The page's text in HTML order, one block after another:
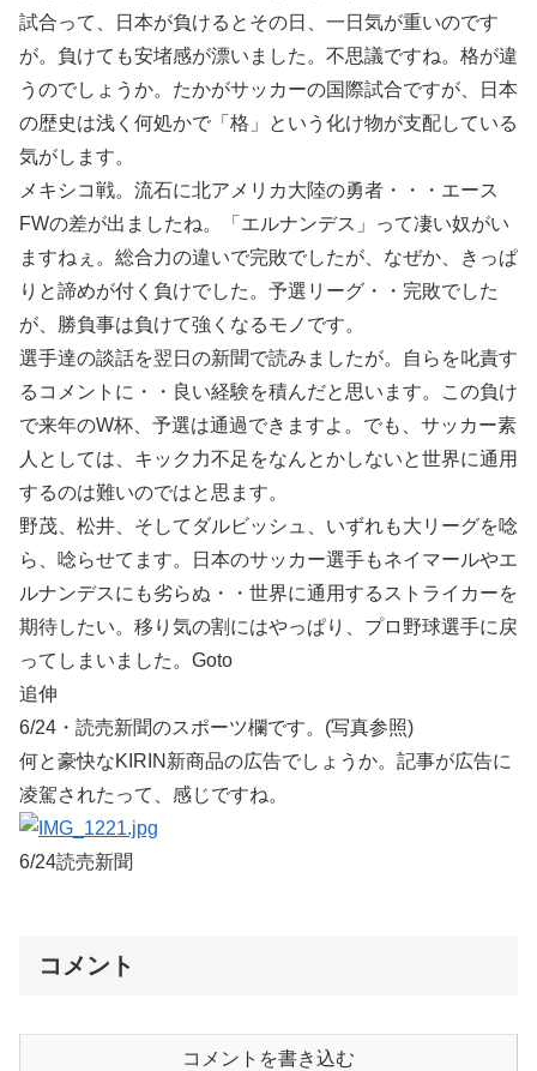
試合って、日本が負けるとその日、一日気が重いのです
が。負けても安堵感が漂いました。不思議ですね。格が違
うのでしょうか。たかがサッカーの国際試合ですが、日本
の歴史は浅く何処かで「格」という化け物が支配している
気がします。
メキシコ戦。流石に北アメリカ大陸の勇者・・・エース
FWの差が出ましたね。「エルナンデス」って凄い奴がい
ますねぇ。総合力の違いで完敗でしたが、なぜか、きっぱ
りと諦めが付く負けでした。予選リーグ・・完敗でした
が、勝負事は負けて強くなるモノです。
選手達の談話を翌日の新聞で読みましたが。自らを叱責す
るコメントに・・良い経験を積んだと思います。この負け
で来年のW杯、予選は通過できますよ。でも、サッカー素
人としては、キック力不足をなんとかしないと世界に通用
するのは難いのではと思ます。
野茂、松井、そしてダルビッシュ、いずれも大リーグを唸
ら、唸らせてます。日本のサッカー選手もネイマールやエ
ルナンデスにも劣らぬ・・世界に通用するストライカーを
期待したい。移り気の割にはやっぱり、プロ野球選手に戻
ってしまいました。Goto
追伸
6/24・読売新聞のスポーツ欄です。(写真参照)
何と豪快なKIRIN新商品の広告でしょうか。記事が広告に
凌駕されたって、感じですね。
6/24読売新聞
コメント
コメントを書き込む